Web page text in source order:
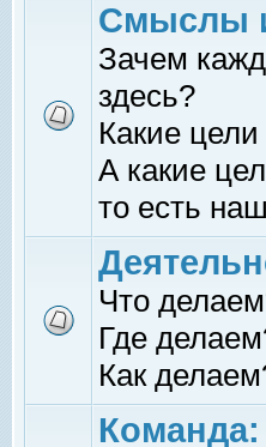
Смыслы
Зачем
здесь?
Какие
А какие
то есть
Что
Где
Как
Команда: